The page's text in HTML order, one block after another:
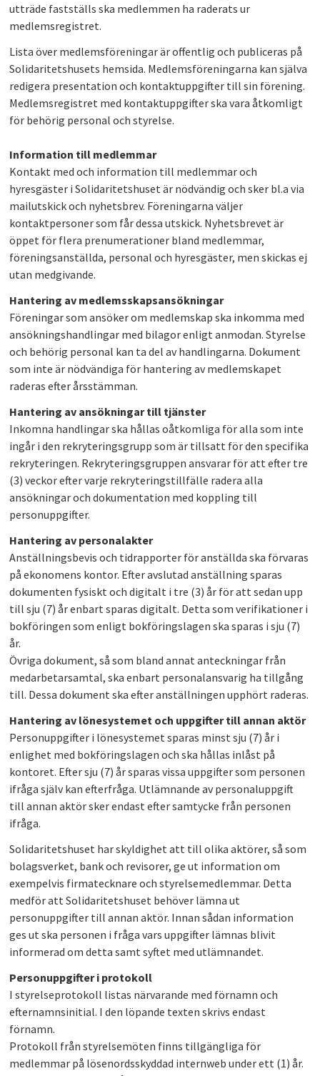
utträde fastställs ska medlemmen ha raderats ur
medlemsregistret.
Lista över medlemsföreningar är offentlig och publiceras på
Solidaritetshusets hemsida. Medlemsföreningarna kan själva
redigera presentation och kontaktuppgifter till sin förening.
Medlemsregistret med kontaktuppgifter ska vara åtkomligt
för behörig personal och styrelse.
Information till medlemmar
Kontakt med och information till medlemmar och
hyresgäster i Solidaritetshuset är nödvändig och sker bl.a via
mailutskick och nyhetsbrev. Föreningarna väljer
kontaktpersoner som får dessa utskick. Nyhetsbrevet är
öppet för flera prenumerationer bland medlemmar,
föreningsanställda, personal och hyresgäster, men skickas ej
utan medgivande.
Hantering av medlemsskapsansökningar
Föreningar som ansöker om medlemskap ska inkomma med
ansökningshandlingar med bilagor enligt anmodan. Styrelse
och behörig personal kan ta del av handlingarna. Dokument
som inte är nödvändiga för hantering av medlemskapet
raderas efter årsstämman.
Hantering av ansökningar till tjänster
Inkomna handlingar ska hållas oåtkomliga för alla som inte
ingår i den rekryteringsgrupp som är tillsatt för den specifika
rekryteringen. Rekryteringsgruppen ansvarar för att efter tre
(3) veckor efter varje rekryteringstillfälle radera alla
ansökningar och dokumentation med koppling till
personuppgifter.
Hantering av personalakter
Anställningsbevis och tidrapporter för anställda ska förvaras
på ekonomens kontor. Efter avslutad anställning sparas
dokumenten fysiskt och digitalt i tre (3) år för att sedan upp
till sju (7) år enbart sparas digitalt. Detta som verifikationer i
bokföringen som enligt bokföringslagen ska sparas i sju (7)
år.
Övriga dokument, så som bland annat anteckningar från
medarbetarsamtal, ska enbart personalansvarig ha tillgång
till. Dessa dokument ska efter anställningen upphört raderas.
Hantering av lönesystemet och uppgifter till annan aktör
Personuppgifter i lönesystemet sparas minst sju (7) år i
enlighet med bokföringslagen och ska hållas inlåst på
kontoret. Efter sju (7) år sparas vissa uppgifter som personen
ifråga själv kan efterfråga. Utlämnande av personaluppgift
till annan aktör sker endast efter samtycke från personen
ifråga.
Solidaritetshuset har skyldighet att till olika aktörer, så som
bolagsverket, bank och revisorer, ge ut information om
exempelvis firmatecknare och styrelsemedlemmar. Detta
medför att Solidaritetshuset behöver lämna ut
personuppgifter till annan aktör. Innan sådan information
ges ut ska personen i fråga vars uppgifter lämnas blivit
informerad om detta samt syftet med utlämnandet.
Personuppgifter i protokoll
I styrelseprotokoll listas närvarande med förnamn och
efternamnsinitial. I den löpande texten skrivs endast
förnamn.
Protokoll från styrelsemöten finns tillgängliga för
medlemmar på lösenordsskyddad internweb under ett (1) år.